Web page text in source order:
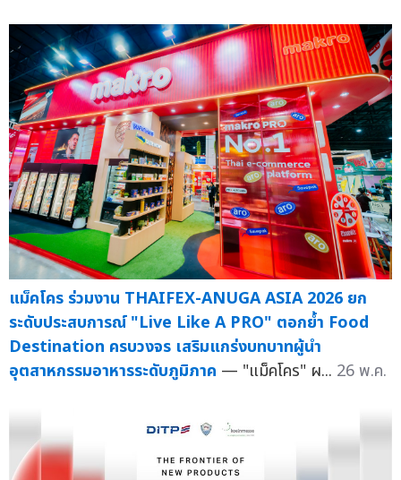
แม็คโคร ร่วมงาน THAIFEX-ANUGA ASIA 2026 ยก
ระดับประสบการณ์ "Live Like A PRO" ตอกย้ำ Food
Destination ครบวงจร เสริมแกร่งบทบาทผู้นำ
อุตสาหกรรมอาหารระดับภูมิภาค — "แม็คโคร" ผ... 26 พ.ค.